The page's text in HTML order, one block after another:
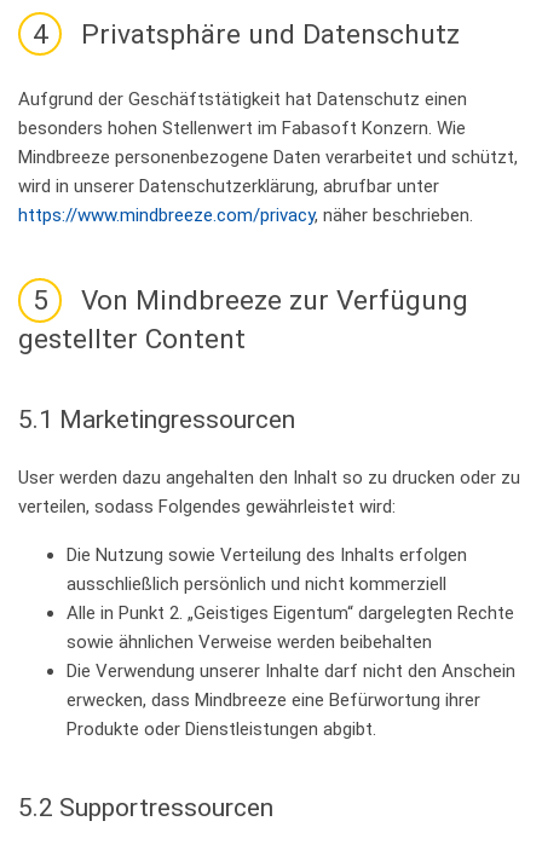
4 Privatsphäre und Datenschutz
Aufgrund der Geschäftstätigkeit hat Datenschutz einen
besonders hohen Stellenwert im Fabasoft Konzern. Wie
Mindbreeze personenbezogene Daten verarbeitet und schützt,
wird in unserer Datenschutzerklärung, abrufbar unter
https://www.mindbreeze.com/privacy, näher beschrieben.
5
Von Mindbreeze zur Verfügung
gestellter Content
5.1 Marketingressourcen
User werden dazu angehalten den Inhalt so zu drucken oder zu
verteilen, sodass Folgendes gewährleistet wird:
Die Nutzung sowie Verteilung des Inhalts erfolgen
ausschließlich persönlich und nicht kommerziell
Alle in Punkt 2. „Geistiges Eigentum“ dargelegten Rechte
sowie ähnlichen Verweise werden beibehalten
Die Verwendung unserer Inhalte darf nicht den Anschein
erwecken, dass Mindbreeze eine Befürwortung ihrer
Produkte oder Dienstleistungen abgibt.
5.2 Supportressourcen